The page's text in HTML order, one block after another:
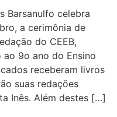
Barsanulfo celebra
a cerimônia de
do CEEB,
9o ano do Ensino
receberam livros
suas redações
Inês. Além destes […]